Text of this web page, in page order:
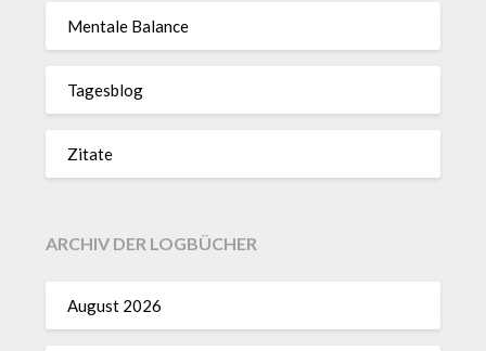
Mentale Balance
Tagesblog
Zitate
ARCHIV DER LOGBÜCHER
August 2026